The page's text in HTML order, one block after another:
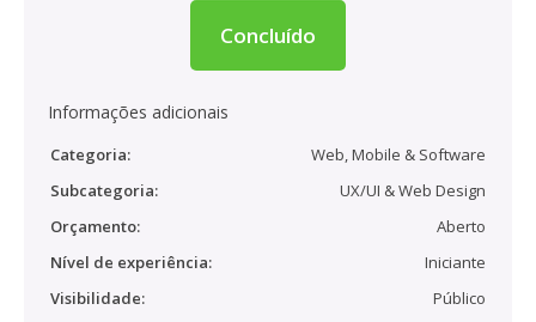
Concluído
Informações adicionais
Categoria:
Web, Mobile & Software
Subcategoria:
UX/UI & Web Design
Orçamento:
Aberto
Nível de experiência:
Iniciante
Visibilidade:
Público